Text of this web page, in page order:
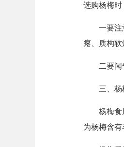
选购杨梅时
一要
瘪、质构软
二要
三、
杨梅食
为杨梅含